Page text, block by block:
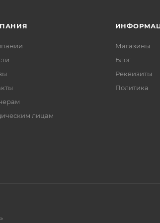
лицам
Магазины
Блог
Реквизиты
Политика